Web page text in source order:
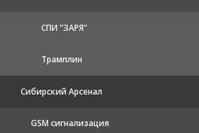
СПИ "ЗАРЯ"
Трамплин
Сибирский Арсенал
GSM сигнализация